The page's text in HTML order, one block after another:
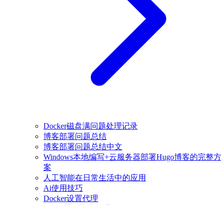
Docker磁盘满问题处理记录
博客部署问题总结
博客部署问题总结中文
Windows本地编写+云服务器部署Hugo博客的完整方
案
人工智能在日常生活中的应用
Ai使用技巧
Docker设置代理